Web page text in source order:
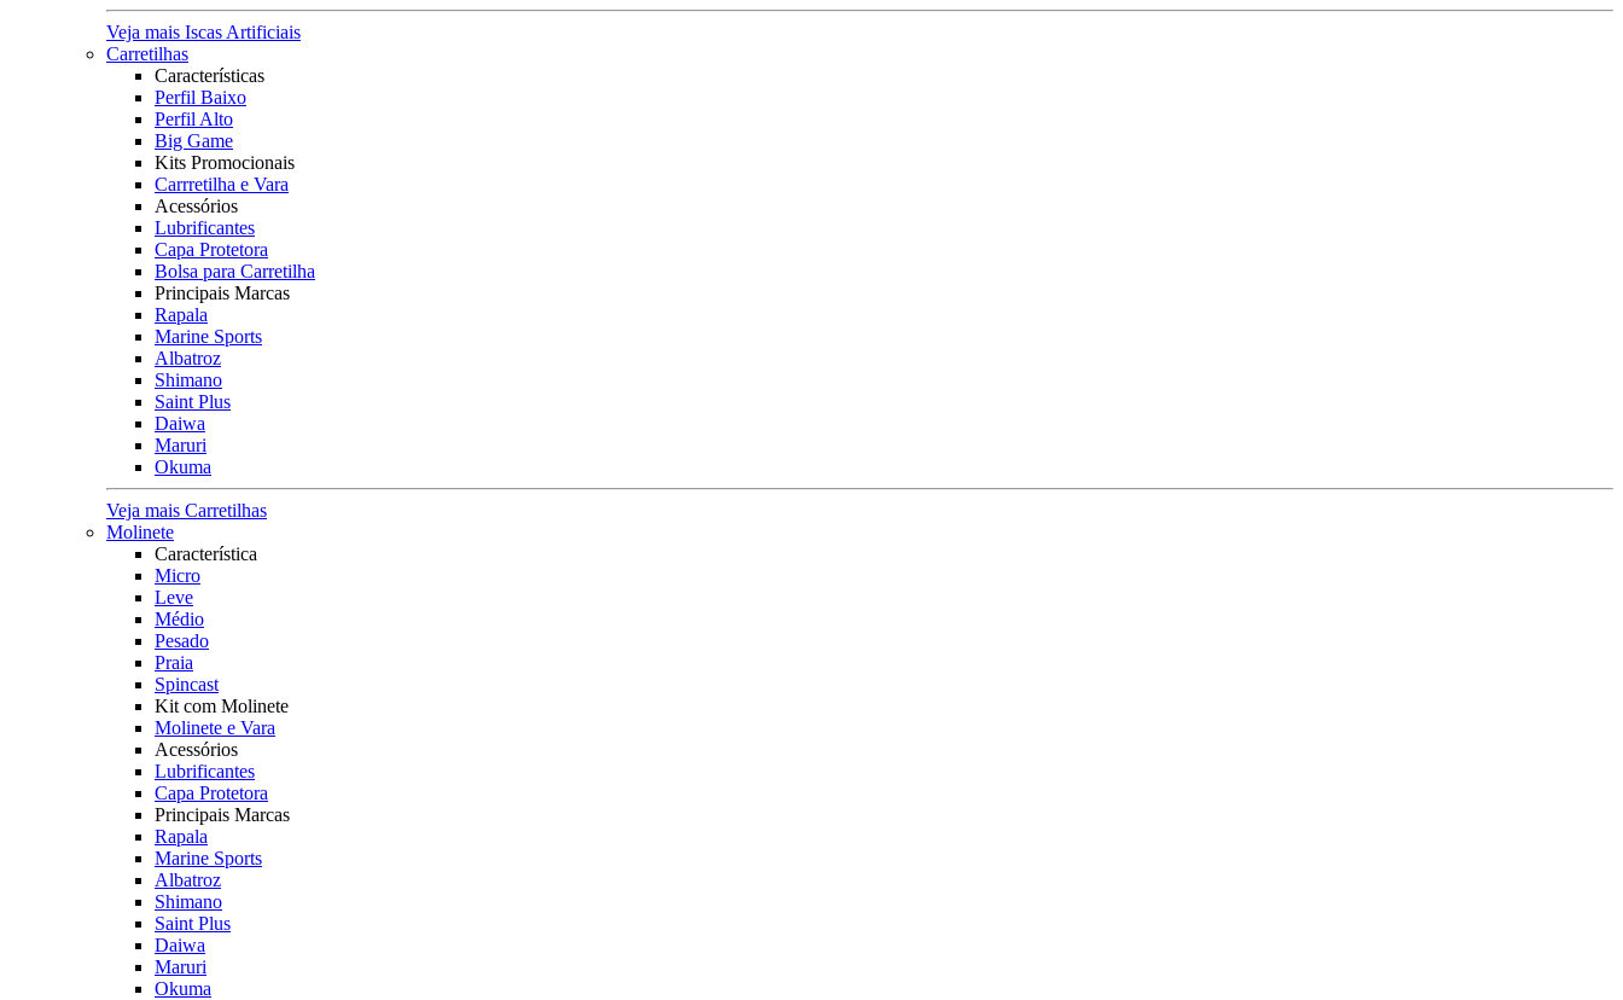
Veja mais Iscas Artificiais
Carretilhas
Características
Perfil Baixo
Perfil Alto
Big Game
Kits Promocionais
Carrretilha e Vara
Acessórios
Lubrificantes
Capa Protetora
Bolsa para Carretilha
Principais Marcas
Rapala
Marine Sports
Albatroz
Shimano
Saint Plus
Daiwa
Maruri
Okuma
Veja mais Carretilhas
Molinete
Característica
Micro
Leve
Médio
Pesado
Praia
Spincast
Kit com Molinete
Molinete e Vara
Acessórios
Lubrificantes
Capa Protetora
Principais Marcas
Rapala
Marine Sports
Albatroz
Shimano
Saint Plus
Daiwa
Maruri
Okuma